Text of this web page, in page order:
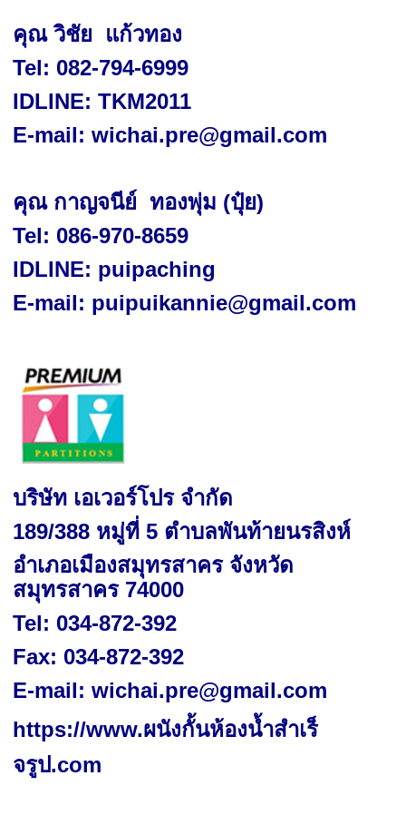
คุณ วิชัย
แก้วทอง
Tel: 082-794-6999
IDLINE: TKM2011
E-mail:wichai.pre@gmail.com
คุณ กาญจนีย์ ทองพุ่ม (ปุ๋ย)
Tel: 086-970-8659
IDLINE: puipaching
E-mail: puipuikannie@gmail.com
บริษัท เอเวอร์โปร จำกัด
189/388 หมู่ที่ 5 ตำบลพันท้ายนรสิงห์
อำเภอเมืองสมุทรสาคร จังหวัด
สมุทรสาคร 74000
Tel: 034-872-392
Fax: 034-872-392
E-mail:wichai.pre@gmail.com
https://www.ผนังกั้นห้องน้ำสําเร็
จรูป.com